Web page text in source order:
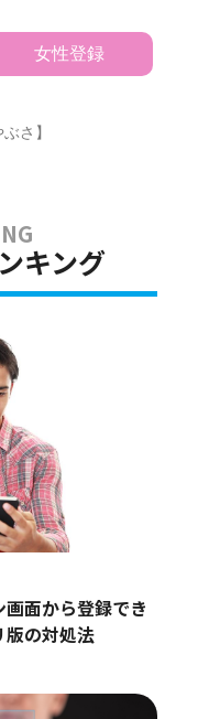
女性登録
さ】
キング
画面から登録でき
版の対処法